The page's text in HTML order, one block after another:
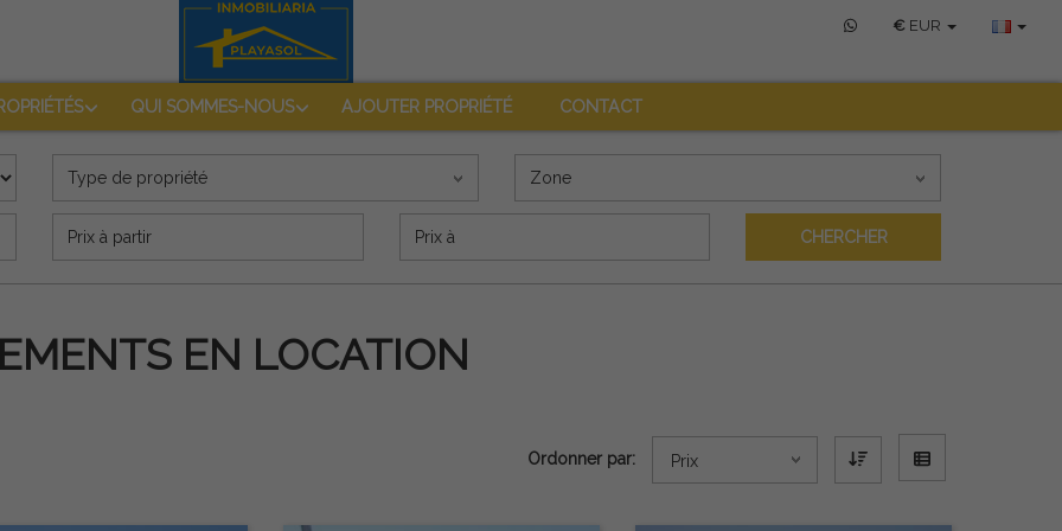
€ EUR
QUI SOMMES-NOUS AJOUTER PROPRIÉTÉ CONTACT
Type de propriété Zone
Precio (€)
CHERCHER
EN LOCATION
Ordonner par: Prix